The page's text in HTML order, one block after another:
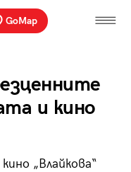
GoMap
и кино
„Влайкова“